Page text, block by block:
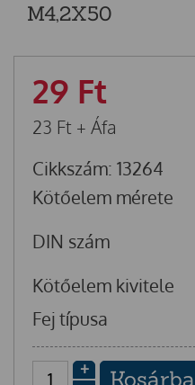
M4,2X50
29 Ft
23 Ft + Áfa
Cikkszám: 13264
Kötőelem mérete
DIN szám
Kötőelem kivitele
Fej típusa
+
Kosárba